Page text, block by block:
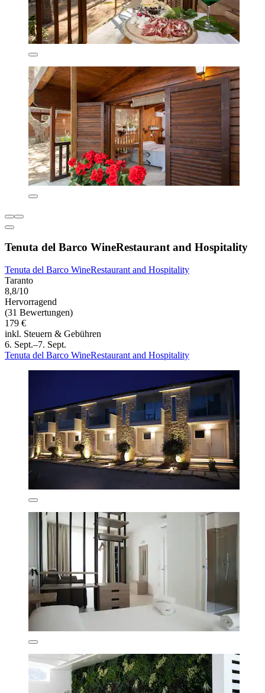
Tenuta del Barco WineRestaurant and Hospitality
Tenuta del Barco WineRestaurant and Hospitality
Taranto
8,8/10
Hervorragend
(31 Bewertungen)
179 €
inkl. Steuern & Gebühren
6. Sept.–7. Sept.
Tenuta del Barco WineRestaurant and Hospitality